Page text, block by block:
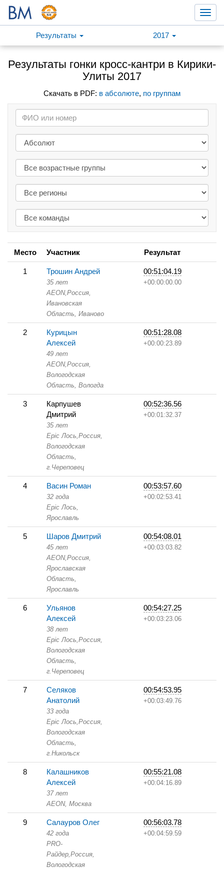
Результаты
2017
Результаты гонки кросс-кантри в Кирики-
Улиты 2017
Скачать в PDF: в абсолюте, по группам
Место Участник Результат
1 Трошин Андрей
35 лет
AEON,Россия,
Ивановская
Область, Иваново
00:51:04.19
+00:00:00.00
2
Курицын
Алексей
49 лет
AEON,Россия,
Вологодская
Область, Вологда
00:51:28.08
+00:00:23.89
3
Карпушев
Дмитрий
35 лет
Epic Лось,Россия,
Вологодская
Область,
г.Череповец
00:52:36.56
+00:01:32.37
4 Васин Роман
32 года
Epic Лось,
Ярославль
00:53:57.60
+00:02:53.41
5 Шаров Дмитрий
45 лет
AEON,Россия,
Ярославская
Область,
Ярославль
00:54:08.01
+00:03:03.82
6
Ульянов
Алексей
38 лет
Epic Лось,Россия,
Вологодская
Область,
г.Череповец
00:54:27.25
+00:03:23.06
7
Селяков
Анатолий
33 года
Epic Лось,Россия,
Вологодская
Область,
г.Никольск
00:54:53.95
+00:03:49.76
8
Калашников
Алексей
37 лет
AEON, Москва
00:55:21.08
+00:04:16.89
9 Салауров Олег
42 года
PRO-
Райдер,Россия,
Вологодская
00:56:03.78
+00:04:59.59